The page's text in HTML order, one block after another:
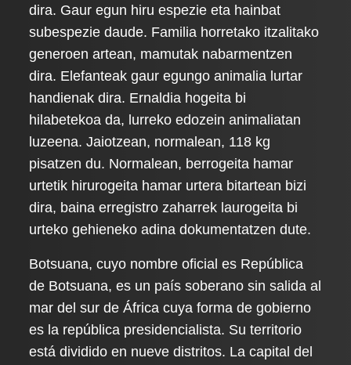
dira. Gaur egun hiru espezie eta hainbat
subespezie daude. Familia horretako itzalitako
generoen artean, mamutak nabarmentzen
dira. Elefanteak gaur egungo animalia lurtar
handienak dira. Ernaldia hogeita bi
hilabetekoa da, lurreko edozein animaliatan
luzeena. Jaiotzean, normalean, 118 kg
pisatzen du. Normalean, berrogeita hamar
urtetik hirurogeita hamar urtera bitartean bizi
dira, baina erregistro zaharrek laurogeita bi
urteko gehieneko adina dokumentatzen dute.
Botsuana, cuyo nombre oficial es República
de Botsuana, es un país soberano sin salida al
mar del sur de África cuya forma de gobierno
es la república presidencialista. Su territorio
está dividido en nueve distritos. La capital del